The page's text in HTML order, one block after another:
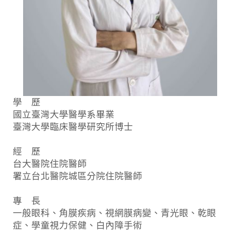
學 歷
國立臺灣大學醫學系畢業
臺灣大學臨床醫學研究所博士
經 歷
台大醫院住院醫師
署立台北醫院城區分院住院醫師
專 長
一般眼科、角膜疾病、視網膜病變、青光眼、乾眼
症、學童視力保健、白內障手術